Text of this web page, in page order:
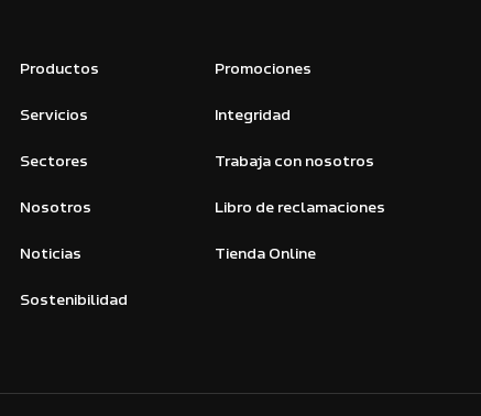
Productos
Servicios
Sectores
Nosotros
Noticias
Sostenibilidad
Promociones
Integridad
Trabaja con nosotros
Libro de reclamaciones
Tienda Online